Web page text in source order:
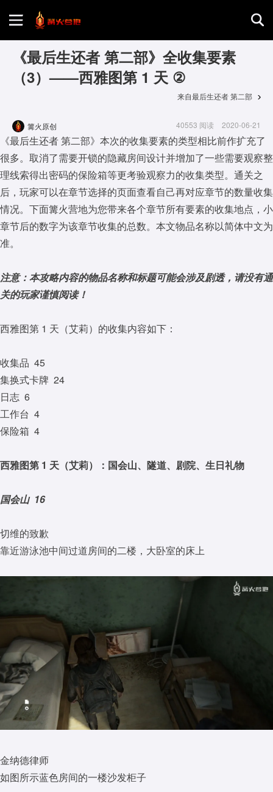
首页
游戏评测
地图攻略
《最后生还者 第二部》全收集要素
（3）——西雅图第 1 天 ②
来自最后生还者 第二部
篝火原创 40553 阅读 2020-06-21
《最后生还者 第二部》本次的收集要素的类型相比前作扩充了
很多。取消了需要开锁的隐藏房间设计并增加了一些需要观察整
理线索得出密码的保险箱等更考验观察力的收集类型。通关之
后，玩家可以在章节选择的页面查看自己再对应章节的数量收集
情况。下面篝火营地为您带来各个章节所有要素的收集地点，小
章节后的数字为该章节收集的总数。本文物品名称以简体中文为
准。
注意：本攻略内容的物品名称和标题可能会涉及剧透，请没有通
关的玩家谨慎阅读！
西雅图第 1 天（艾莉）的收集内容如下：
收集品 45
集换式卡牌 24
日志 6
工作台 4
保险箱 4
西雅图第 1 天（艾莉）：国会山、隧道、剧院、生日礼物
国会山 16
切维的致歉
靠近游泳池中间过道房间的二楼，大卧室的床上
金纳德律师
如图所示蓝色房间的一楼沙发柜子